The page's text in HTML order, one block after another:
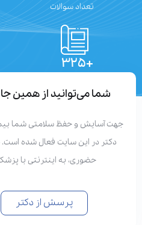
تعداد سوالات
شما می‌توانید از همین جا
آسایش و حفظ سلامتی شما بیماران
دکتر در این سایت فعال شده است. شما
حضوری، به اینترنتی با پزشک
پرسش از دکتر